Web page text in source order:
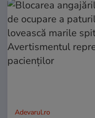
Adevarul.ro